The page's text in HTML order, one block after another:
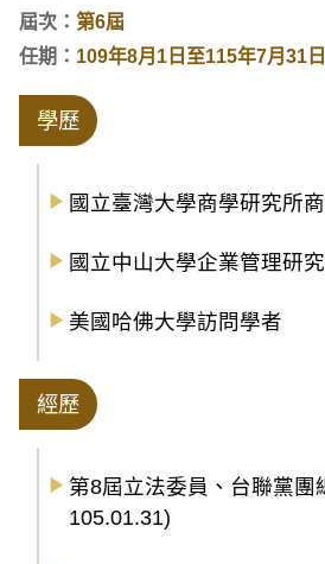
屆次： 第6屆
任期： 109年8月1日至115年7月31日
學歷
國立臺灣大學商學研究所
國立中山大學企業管理研
美國哈佛大學訪問學者
經歷
第8屆立法委員、台聯黨團
105.01.31)